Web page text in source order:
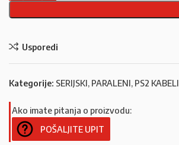
Usporedi
Kategorije: SERIJSKI, PARALENI, PS2 KABELI
Ako imate pitanja o proizvodu:
POŠALJITE UPIT